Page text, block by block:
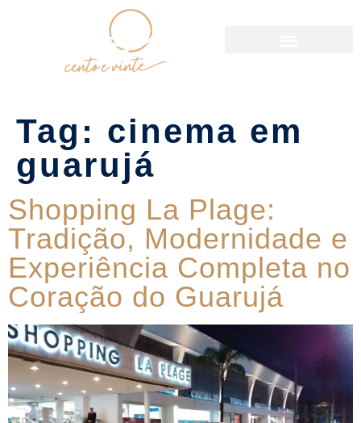
Tag: cinema em
guarujá
Shopping La Plage:
Tradição, Modernidade e
Experiência Completa no
Coração do Guarujá